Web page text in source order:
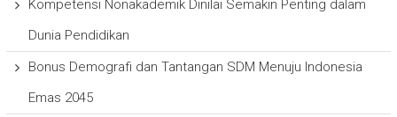
Kompetensi Nonakademik Dinilai Semakin Penting dalam
Dunia Pendidikan
Bonus Demografi dan Tantangan SDM Menuju Indonesia
Emas 2045